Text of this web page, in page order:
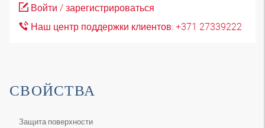
Войти / зарегистрироваться
Наш центр поддержки клиентов: +371 27339222
СВОЙСТВА
Защита поверхности